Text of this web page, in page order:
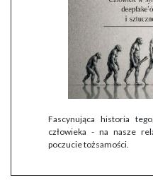
Fascynująca historia
człowieka - na nasze
poczucie tożsamości.